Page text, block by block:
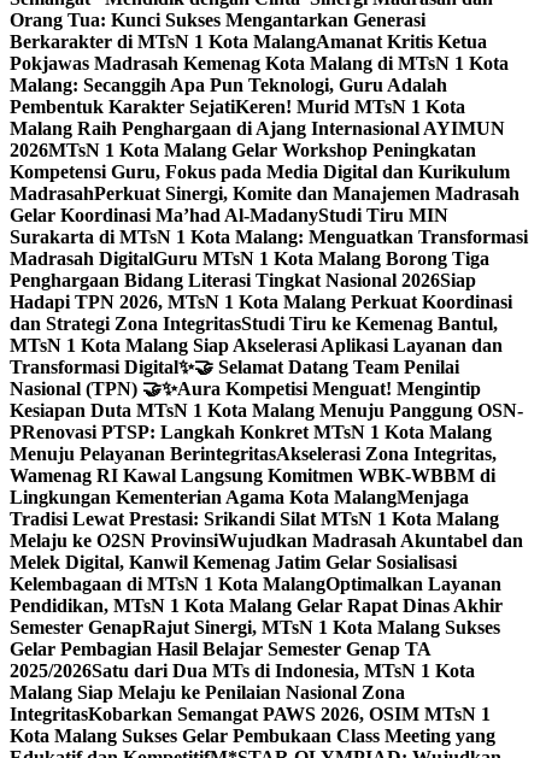
Orang Tua: Kunci Sukses Mengantarkan Generasi
Berkarakter di MTsN 1 Kota MalangAmanat Kritis Ketua
Pokjawas Madrasah Kemenag Kota Malang di MTsN 1 Kota
Malang: Secanggih Apa Pun Teknologi, Guru Adalah
Pembentuk Karakter SejatiKeren! Murid MTsN 1 Kota
Malang Raih Penghargaan di Ajang Internasional AYIMUN
2026MTsN 1 Kota Malang Gelar Workshop Peningkatan
Kompetensi Guru, Fokus pada Media Digital dan Kurikulum
MadrasahPerkuat Sinergi, Komite dan Manajemen Madrasah
Gelar Koordinasi Ma’had Al-MadanyStudi Tiru MIN
Surakarta di MTsN 1 Kota Malang: Menguatkan Transformasi
Madrasah DigitalGuru MTsN 1 Kota Malang Borong Tiga
Penghargaan Bidang Literasi Tingkat Nasional 2026Siap
Hadapi TPN 2026, MTsN 1 Kota Malang Perkuat Koordinasi
dan Strategi Zona IntegritasStudi Tiru ke Kemenag Bantul,
MTsN 1 Kota Malang Siap Akselerasi Aplikasi Layanan dan
Transformasi Digital✨🤝 Selamat Datang Team Penilai
Nasional (TPN) 🤝✨Aura Kompetisi Menguat! Mengintip
Kesiapan Duta MTsN 1 Kota Malang Menuju Panggung OSN-
PRenovasi PTSP: Langkah Konkret MTsN 1 Kota Malang
Menuju Pelayanan BerintegritasAkselerasi Zona Integritas,
Wamenag RI Kawal Langsung Komitmen WBK-WBBM di
Lingkungan Kementerian Agama Kota MalangMenjaga
Tradisi Lewat Prestasi: Srikandi Silat MTsN 1 Kota Malang
Melaju ke O2SN ProvinsiWujudkan Madrasah Akuntabel dan
Melek Digital, Kanwil Kemenag Jatim Gelar Sosialisasi
Kelembagaan di MTsN 1 Kota MalangOptimalkan Layanan
Pendidikan, MTsN 1 Kota Malang Gelar Rapat Dinas Akhir
Semester GenapRajut Sinergi, MTsN 1 Kota Malang Sukses
Gelar Pembagian Hasil Belajar Semester Genap TA
2025/2026Satu dari Dua MTs di Indonesia, MTsN 1 Kota
Malang Siap Melaju ke Penilaian Nasional Zona
IntegritasKobarkan Semangat PAWS 2026, OSIM MTsN 1
Kota Malang Sukses Gelar Pembukaan Class Meeting yang